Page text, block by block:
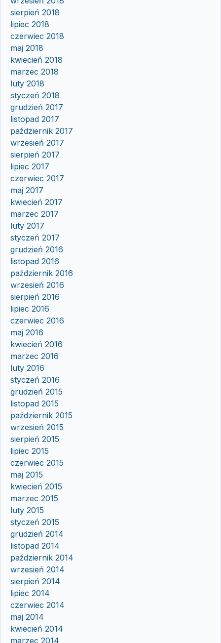
sierpień 2018
lipiec 2018
czerwiec 2018
maj 2018
kwiecień 2018
marzec 2018
luty 2018
styczeń 2018
grudzień 2017
listopad 2017
październik 2017
wrzesień 2017
sierpień 2017
lipiec 2017
czerwiec 2017
maj 2017
kwiecień 2017
marzec 2017
luty 2017
styczeń 2017
grudzień 2016
listopad 2016
październik 2016
wrzesień 2016
sierpień 2016
lipiec 2016
czerwiec 2016
maj 2016
kwiecień 2016
marzec 2016
luty 2016
styczeń 2016
grudzień 2015
listopad 2015
październik 2015
wrzesień 2015
sierpień 2015
lipiec 2015
czerwiec 2015
maj 2015
kwiecień 2015
marzec 2015
luty 2015
styczeń 2015
grudzień 2014
listopad 2014
październik 2014
wrzesień 2014
sierpień 2014
lipiec 2014
czerwiec 2014
maj 2014
kwiecień 2014
marzec 2014